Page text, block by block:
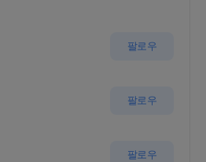
팔로우
팔로우
팔로우